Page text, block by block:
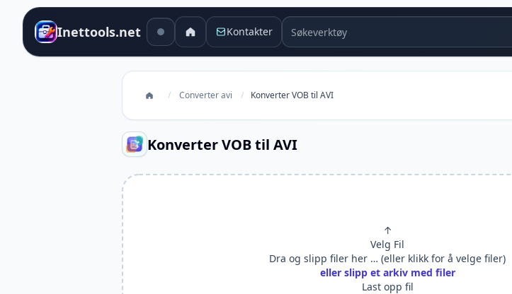
Inettools.net Kontakter Søkeverktøy
/ Converter avi / Konverter VOB til AVI
Konverter VOB til AVI
↑
Velg Fil
Dra og slipp filer her … (eller klikk for å velge filer)
eller slipp et arkiv med filer
Last opp fil